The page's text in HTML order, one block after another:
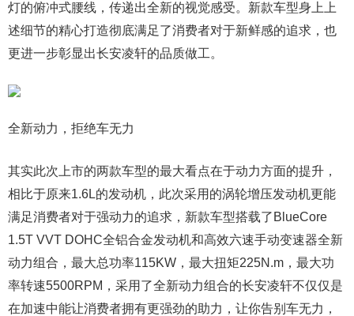
灯的俯冲式腰线，传递出全新的视觉感受。新款车型身上上
述细节的精心打造彻底满足了消费者对于新鲜感的追求，也
更进一步彰显出长安凌轩的品质做工。
全新动力，拒绝车无力
其实此次上市的两款车型的最大看点在于动力方面的提升，
相比于原来1.6L的发动机，此次采用的涡轮增压发动机更能
满足消费者对于强动力的追求，新款车型搭载了BlueCore
1.5T VVT DOHC全铝合金发动机和高效六速手动变速器全新
动力组合，最大总功率115KW，最大扭矩225N.m，最大功
率转速5500RPM，采用了全新动力组合的长安凌轩不仅仅是
在加速中能让消费者拥有更强劲的助力，让你告别车无力，